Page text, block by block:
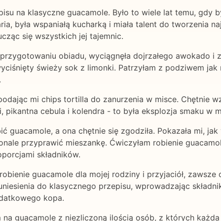
na klasyczne guacamole. Było to wiele lat temu, gdy
była wspaniałą kucharką i miała talent do tworzenia
się wszystkich jej tajemnic.
obiadu, wyciągnęła dojrzałego awokado i
świeży sok z limonki. Patrzyłam z podziwem
mi chips tortilla do zanurzenia w misce. Chętnie
cebula i kolendra - to była eksplozja smaku w
guacamole, a ona chętnie się zgodziła. Pokazała mi,
przyprawić mieszankę. Ćwiczyłam robienie
składników.
guacamole dla mojej rodziny i przyjaciół,
do klasycznego przepisu, wprowadzając
kopa.
guacamole z niezliczoną ilością osób, z których